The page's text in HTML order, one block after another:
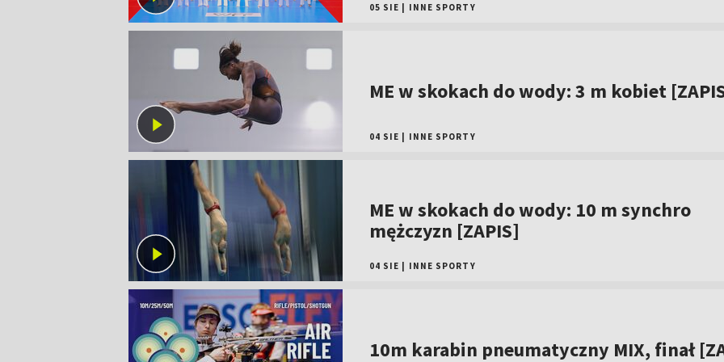
05 SIE INNE SPORTY
ME w skokach do wody: 3 m kobiet
04 SIE INNE SPORTY
ME w skokach do wody: 10 m synchro
mężczyzn [ZAPIS]
04 SIE INNE SPORTY
10m karabin pneumatyczny MIX, finał